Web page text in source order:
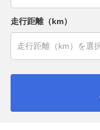
走行距離（km）